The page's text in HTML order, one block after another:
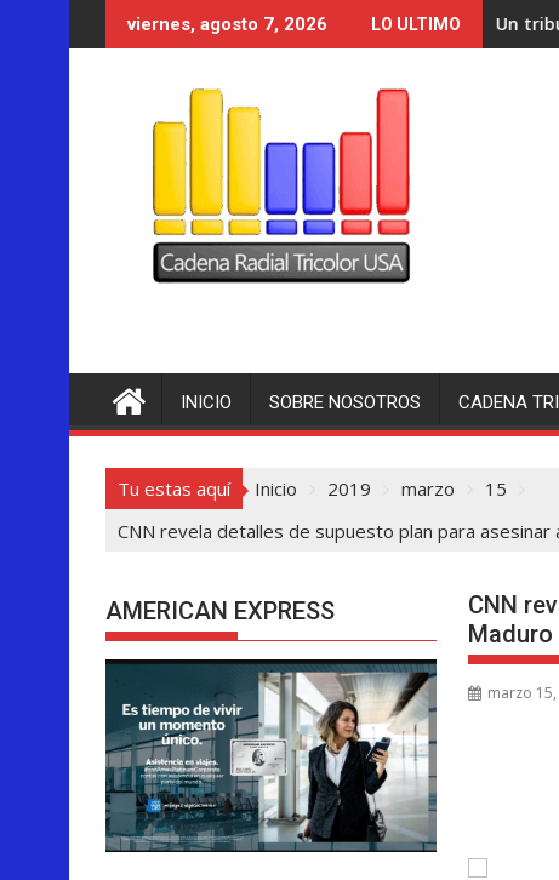
al
viernes, agosto 7, 2026 LO ULTIMO
Un tribunal de Nuevo
INICIO SOBRE NOSOTROS CADENA
Tu estas aquí Inicio 2019 marzo
15
CNN revela detalles de supuesto plan para asesinar
CNN
marzo
AMERICAN EXPRESS